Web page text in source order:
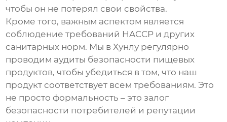
чтобы он не потерял свои свойства.
Кроме того, важным аспектом является
соблюдение требований HACCP и других
санитарных норм. Мы в Хунлу регулярно
проводим аудиты безопасности пищевых
продуктов, чтобы убедиться в том, что наш
продукт соответствует всем требованиям. Это
не просто формальность – это залог
безопасности потребителей и репутации